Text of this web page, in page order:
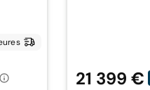
21 399 €